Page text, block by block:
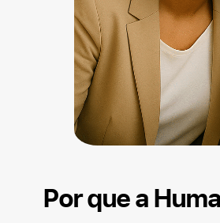
Por que a